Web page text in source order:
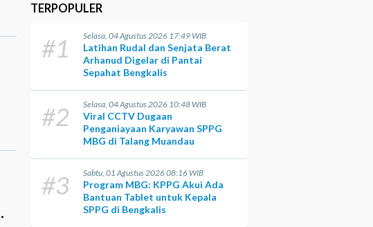
TERPOPULER
#1 Selasa, 04 Agustus 2026 17:49 WIB
Latihan Rudal dan Senjata Berat
Arhanud Digelar di Pantai
Sepahat Bengkalis
#2 Selasa, 04 Agustus 2026 10:48 WIB
Viral CCTV Dugaan
Penganiayaan Karyawan SPPG
MBG di Talang Muandau
#3 Sabtu, 01 Agustus 2026 08:16 WIB
Program MBG: KPPG Akui Ada
Bantuan Tablet untuk Kepala
SPPG di Bengkalis